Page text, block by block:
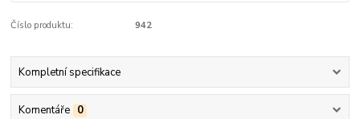
Číslo produktu: 942
Kompletní specifikace
Komentáře 0